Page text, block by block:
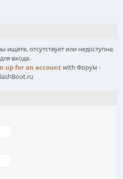
ищете, отсутствует или недоступна
для входа.
up for an accountwith Форум -